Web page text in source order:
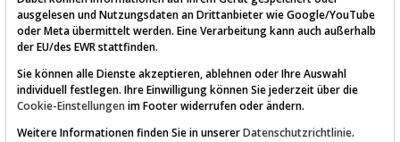
AKTIEN-TERMINAL
ausgelesen und Nutzungsdaten an Drittanbieter wie Google/YouTube
oder Meta übermittelt werden. Eine Verarbeitung kann auch außerhalb
der EU/des EWR stattfinden.
Sie können alle Dienste akzeptieren, ablehnen oder Ihre Auswahl
individuell festlegen. Ihre Einwilligung können Sie jederzeit über die
Cookie-Einstellungen im Footer widerrufen oder ändern.
Weitere Informationen finden Sie in unsererDatenschutzrichtlinie.